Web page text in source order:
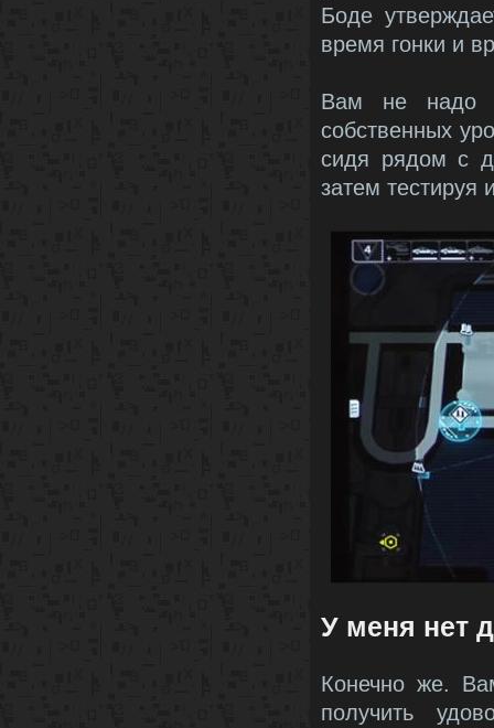
Боде
время гонки и
Вам не надо
собственных
сидя рядом с
затем тестируя
У меня нет
Конечно же.
получить